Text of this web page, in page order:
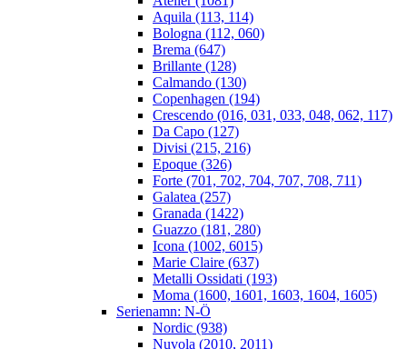
Aquila (113, 114)
Bologna (112, 060)
Brema (647)
Brillante (128)
Calmando (130)
Copenhagen (194)
Crescendo (016, 031, 033, 048, 062, 117)
Da Capo (127)
Divisi (215, 216)
Epoque (326)
Forte (701, 702, 704, 707, 708, 711)
Galatea (257)
Granada (1422)
Guazzo (181, 280)
Icona (1002, 6015)
Marie Claire (637)
Metalli Ossidati (193)
Moma (1600, 1601, 1603, 1604, 1605)
Serienamn: N-Ö
Nordic (938)
Nuvola (2010, 2011)